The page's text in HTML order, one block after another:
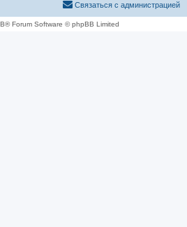
Связаться с администрацией
Forum Software © phpBB Limited